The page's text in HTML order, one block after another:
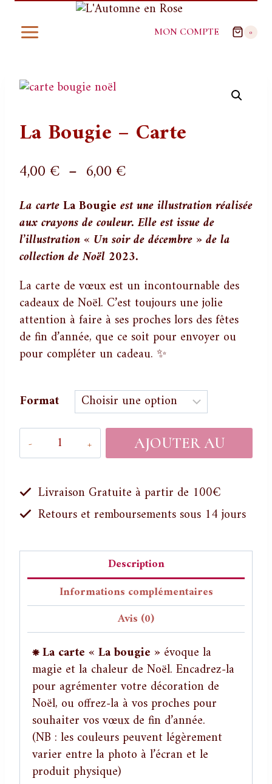
Aller
contenu
MON COMPTE 0
La Bougie – Carte
4,00€ – 6,00€
prix :
4,00 €
à
6,00 €
La carteLa Bougie est une illustration réalisée
aux crayons de couleur. Elle est issue de
l’illustration « Un soir de décembre » de la
collection de Noël 2023.
La carte de vœuxest un incontournable des
cadeaux de Noël. C’est toujours une jolie
attention à faire à ses proches lors des fêtes
de fin d’année, que ce soit pour envoyer ou
pour compléter un cadeau. ✨
Format
quantité
de
Bougie
Carte
AJOUTER AU
Livraison Gratuite à partir de 100€
Retours et remboursements sous 14 jours
Description
Informations complémentaires
Avis (0)
⁕La carte « La bougie » évoque la
magie et la chaleur de Noël. Encadrez-la
pour agrémenter votre décoration de
Noël, ou offrez-la à vos proches pour
souhaiter vos vœux de fin d’année.
(NB : les couleurs peuvent légèrement
varier entre la photo à l’écran et le
produit physique)